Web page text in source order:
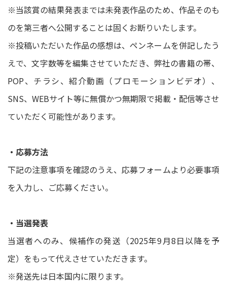
※当該賞の結果発表までは未発表作品のため、作品そのも
のを第三者へ公開することは固くお断りいたします。
※投稿いただいた作品の感想は、ペンネームを併記したう
えで、文字数等を編集させていただき、弊社の書籍の帯、
POP、チラシ、紹介動画（プロモーションビデオ）、
SNS、WEBサイト等に無償かつ無期限で掲載・配信等させ
ていただく可能性があります。
・応募方法
下記の注意事項を確認のうえ、応募フォームより必要事項
を入力し、ご応募ください。
・当選発表
当選者へのみ、候補作の発送（2025年9月8日以降を予
定）をもって代えさせていただきます。
※発送先は日本国内に限ります。